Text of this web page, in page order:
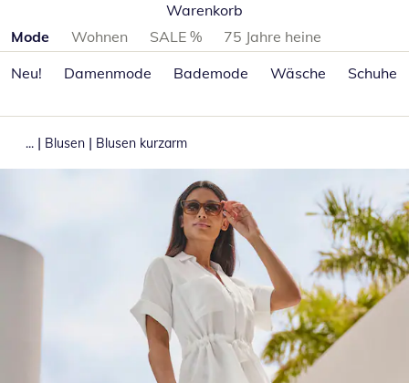
Warenkorb
Produktkategorien überspringen
Mode Wohnen SALE %
75 Jahre heine
Neu!
Damenmode Bademode Wäsche Schuhe
... | Blusen | Blusen kurzarm